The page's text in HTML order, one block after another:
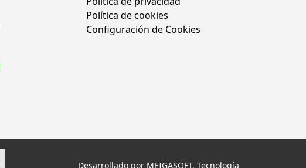
Política de cookies
Configuración de Cookies
Desarrollado por MEIGASOFT. Tecnología